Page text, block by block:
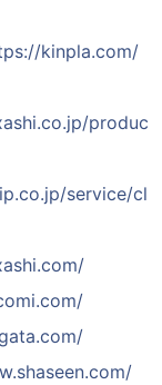
kinpla.com/
produc
service/cl